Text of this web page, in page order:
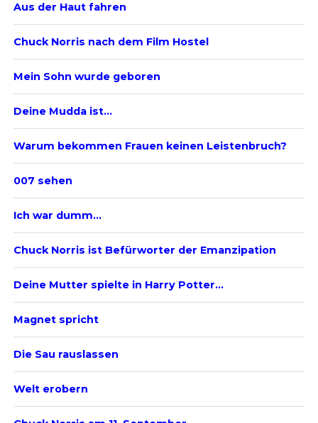
Aus der Haut fahren
Chuck Norris nach dem Film Hostel
Mein Sohn wurde geboren
Deine Mudda ist…
Warum bekommen Frauen keinen Leistenbruch?
007 sehen
Ich war dumm…
Chuck Norris ist Befürworter der Emanzipation
Deine Mutter spielte in Harry Potter…
Magnet spricht
Die Sau rauslassen
Welt erobern